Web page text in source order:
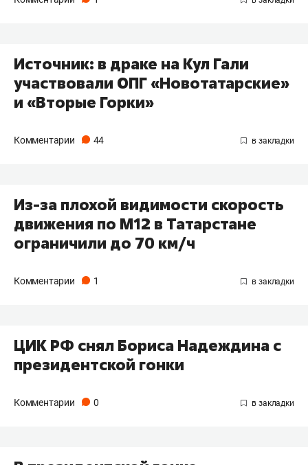
Источник: в драке на Кул Гали
участвовали ОПГ «Новотатарские»
и «Вторые Горки»
Комментарии 44
Из-за плохой видимости скорость
движения по М12 в Татарстане
ограничили до 70 км/ч
Комментарии 1
ЦИК РФ снял Бориса Надеждина с
президентской гонки
Комментарии 0